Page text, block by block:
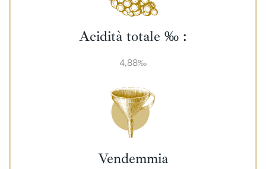
Acidità totale ‰ :
4,88‰
Vendemmia